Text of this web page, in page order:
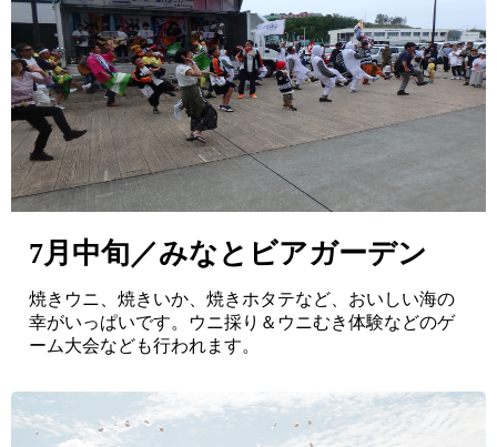
7月中旬／みなとビアガーデン
焼きウニ、焼きいか、焼きホタテなど、おいしい海の
幸がいっぱいです。ウニ採り＆ウニむき体験などのゲ
ーム大会なども行われます。